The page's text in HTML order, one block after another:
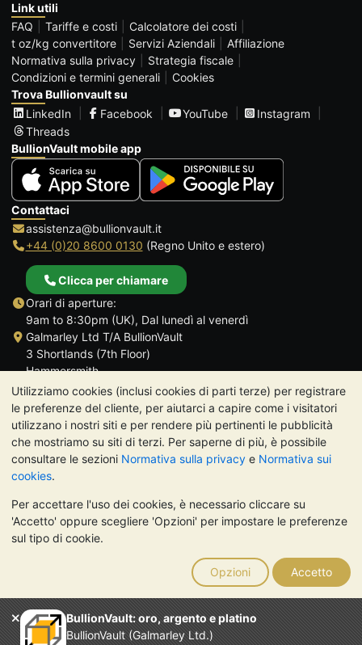
Utilizziamo cookies (inclusi cookies di parti terze) per registrare
le preferenze del cliente, per aiutarci a capire come i visitatori
utilizzano i nostri siti e per rendere più pertinenti le pubblicità
che mostriamo su siti di terzi. Per saperne di più, è possibile
consultare le sezioni Normativa sulla privacy e Normativa sui
cookies.
Per accettare l'uso dei cookies, è necessario cliccare su
'Accetto' oppure scegliere 'Opzioni' per impostare le preferenze
sul tipo di cookie.
Opzioni Accetto
BullionVault: oro, argento e platino
BullionVault (Galmarley Ltd.)
Link utili
FAQ
Tariffe e costi
Calcolatore dei costi
t oz/kg convertitore
Servizi Aziendali
Affiliazione
Normativa sulla privacy
Strategia fiscale
Condizioni e termini generali
Cookies
Trova Bullionvault su
LinkedIn
Facebook YouTube
Instagram
Threads
BullionVault mobile app
Contattaci
assistenza@bullionvault.it
+44 (0)20 8600 0130 (Regno Unito e estero)
Clicca per chiamare
Orari di aperture:
9am to 8:30pm (UK), Dal lunedì al venerdì
Galmarley Ltd T/A BullionVault
3 Shortlands (7th Floor)
Hammersmith
Londra
W6 8DA
Regno Unito
TrustScore 4.7 | 488 recensioni
NOTA BENE: Il valore dei metalli preziosi può diminuire o
aumentare, e i trend storici non sono predittori dell'andamento
futuro. Nulla di quanto contenuto nei siti web di BullionVault o
nelle sue comunicazioni costituisce una consulenza sugli
investimenti. Si consiglia di rivolgersi a un professionista per
stabilire se l'investimento in metalli preziosi è adatto alle proprie
esigenze.
Galmarley Ltd, trading acome BullionVault, registrata in